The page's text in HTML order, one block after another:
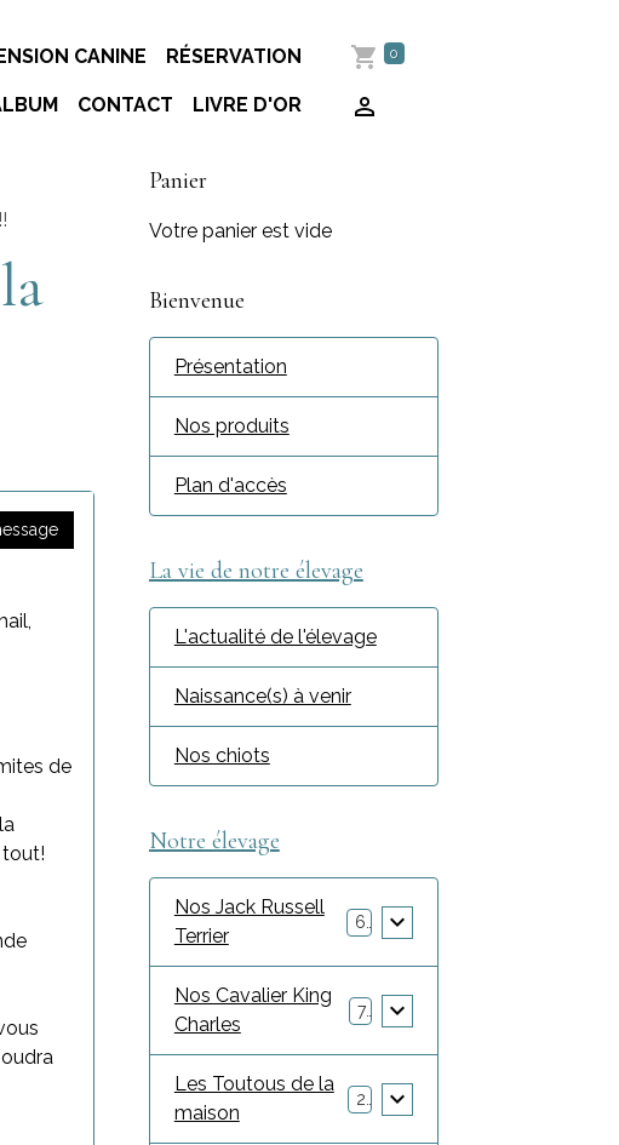
CANINE RÉSERVATION
CONTACT LIVRE D'OR
0
de
tout!
Panier
Votre panier est vide
Bienvenue
Présentation
Nos produits
Plan d'accès
La vie de notre élevage
L'actualité de l'élevage
Naissance(s) à venir
Nos chiots
Notre élevage
Nos Jack Russell
Terrier
Nos Cavalier King
Charles
7
Les Toutous de la
maison